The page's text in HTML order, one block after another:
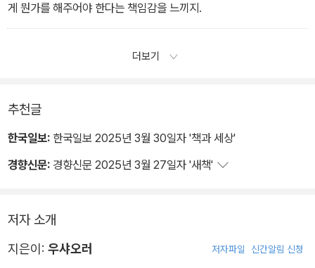
게 뭔가를 해주어야 한다는 책임감을 느끼지.
더보기
추천글
한국일보: 한국일보 2025년 3월 30일자 '책과 세상'
경향신문: 경향신문 2025년 3월 27일자 '새책'
저자 소개
지은이: 우샤오러 저자파일 신간알림 신청